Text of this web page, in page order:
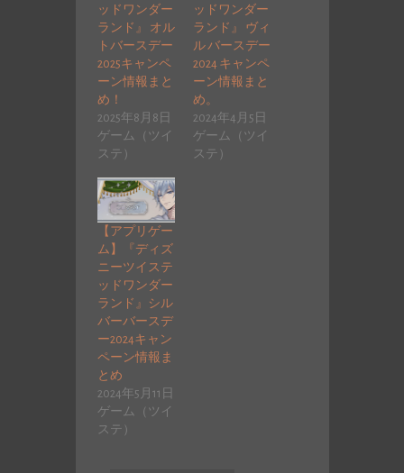
ッドワンダー
ランド』 オル
トバースデー
2025キャンペ
ーン情報まと
め！
2025年8月8日
ゲーム（ツイ
ステ）
ッドワンダー
ランド』 ヴィ
ル バースデー
2024 キャンペ
ーン情報まと
め。
2024年4月5日
ゲーム（ツイ
ステ）
【アプリゲー
ム】『ディズ
ニーツイステ
ッドワンダー
ランド』シル
バーバースデ
ー2024キャン
ペーン情報ま
とめ
2024年5月11日
ゲーム（ツイ
ステ）